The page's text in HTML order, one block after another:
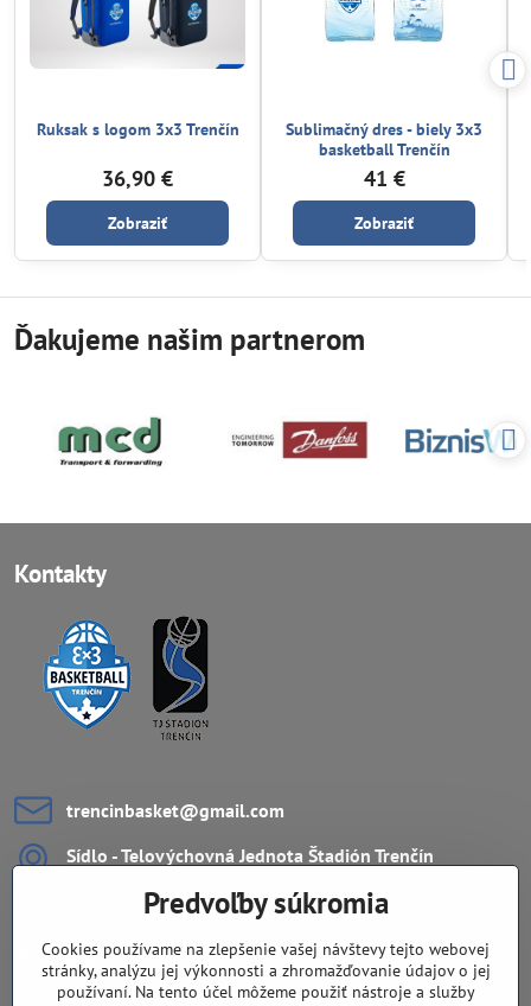
Ruksak s logom 3x3 Trenčín
36,90 €
Zobraziť
Sublimačný dres - biely 3x3
basketball Trenčín
41 €
Zobraziť
Ďakujeme našim partnerom
Kontakty
trencinbasket​@gmail​.com
Sídlo - Telovýchovná Jednota Štadión Trenčín
911 08 Trenčín
Dôležité odkazy
Predvoľby súkromia
Cookies používame na zlepšenie vašej návštevy tejto webovej
stránky, analýzu jej výkonnosti a zhromažďovanie údajov o jej
používaní. Na tento účel môžeme použiť nástroje a služby